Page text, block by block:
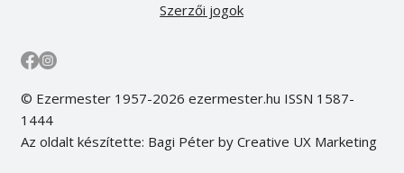
Szerzői jogok
© Ezermester 1957-2026 ezermester.hu ISSN 1587-
1444
Az oldalt készítette: Bagi Péter by Creative UX Marketing